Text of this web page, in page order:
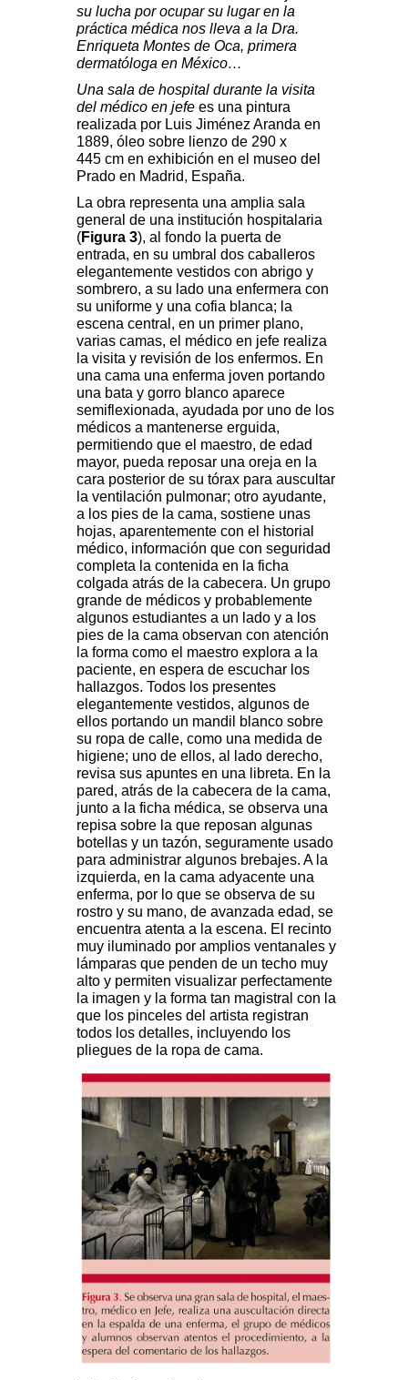
su lucha por ocupar su lugar en la
práctica médica nos lleva a la Dra.
Enriqueta Montes de Oca, primera
dermatóloga en México…
Una sala de hospital durante la visita
del médico en jefe es una pintura
realizada por Luis Jiménez Aranda en
1889, óleo sobre lienzo de 290 x
445 cm en exhibición en el museo del
Prado en Madrid, España.
La obra representa una amplia sala
general de una institución hospitalaria
(Figura 3), al fondo la puerta de
entrada, en su umbral dos caballeros
elegantemente vestidos con abrigo y
sombrero, a su lado una enfermera con
su uniforme y una cofia blanca; la
escena central, en un primer plano,
varias camas, el médico en jefe realiza
la visita y revisión de los enfermos. En
una cama una enferma joven portando
una bata y gorro blanco aparece
semiflexionada, ayudada por uno de los
médicos a mantenerse erguida,
permitiendo que el maestro, de edad
mayor, pueda reposar una oreja en la
cara posterior de su tórax para auscultar
la ventilación pulmonar; otro ayudante,
a los pies de la cama, sostiene unas
hojas, aparentemente con el historial
médico, información que con seguridad
completa la contenida en la ficha
colgada atrás de la cabecera. Un grupo
grande de médicos y probablemente
algunos estudiantes a un lado y a los
pies de la cama observan con atención
la forma como el maestro explora a la
paciente, en espera de escuchar los
hallazgos. Todos los presentes
elegantemente vestidos, algunos de
ellos portando un mandil blanco sobre
su ropa de calle, como una medida de
higiene; uno de ellos, al lado derecho,
revisa sus apuntes en una libreta. En la
pared, atrás de la cabecera de la cama,
junto a la ficha médica, se observa una
repisa sobre la que reposan algunas
botellas y un tazón, seguramente usado
para administrar algunos brebajes. A la
izquierda, en la cama adyacente una
enferma, por lo que se observa de su
rostro y su mano, de avanzada edad, se
encuentra atenta a la escena. El recinto
muy iluminado por amplios ventanales y
lámparas que penden de un techo muy
alto y permiten visualizar perfectamente
la imagen y la forma tan magistral con la
que los pinceles del artista registran
todos los detalles, incluyendo los
pliegues de la ropa de cama.